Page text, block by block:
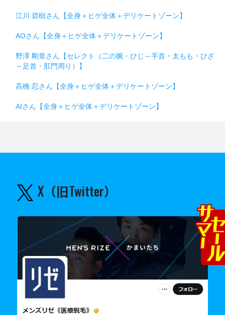
江川 碧樹さん【全身＋ヒゲ全体＋デリケートゾーン】
AOさん【全身＋ヒゲ全体＋デリケートゾーン】
野澤 剛章さん【セレクト（二の腕・ひじ～手首・太もも・ひざ
～足首・肛門周り）】
高橋 忍さん【全身＋ヒゲ全体＋デリケートゾーン】
AIさん【全身＋ヒゲ全体＋デリケートゾーン】
X（旧Twitter）